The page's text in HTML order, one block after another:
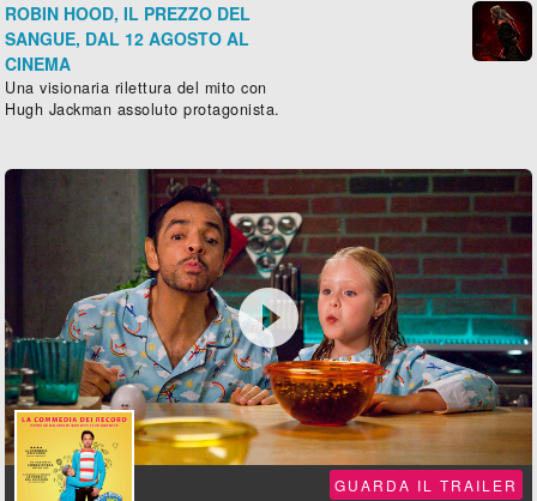
ROBIN HOOD, IL PREZZO DEL
SANGUE, DAL 12 AGOSTO AL
CINEMA
Una visionaria rilettura del mito con
Hugh Jackman assoluto protagonista.

GUARDA IL TRAILER